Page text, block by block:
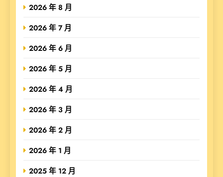
2026 年 8 月
2026 年 7 月
2026 年 6 月
2026 年 5 月
2026 年 4 月
2026 年 3 月
2026 年 2 月
2026 年 1 月
2025 年 12 月